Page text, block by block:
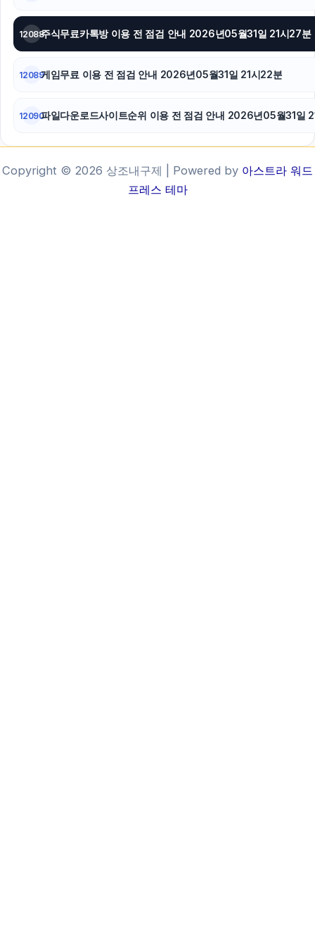
12088주식무료카톡방 이용 전 점검 안내 2026년05월31일 21시27분
12089게임무료 이용 전 점검 안내 2026년05월31일 21시22분
12090파일다운로드사이트순위 이용 전 점검 안내 2026년05월31일
Copyright © 2026 상조내구제 | Powered by 아스트라 워드
프레스 테마